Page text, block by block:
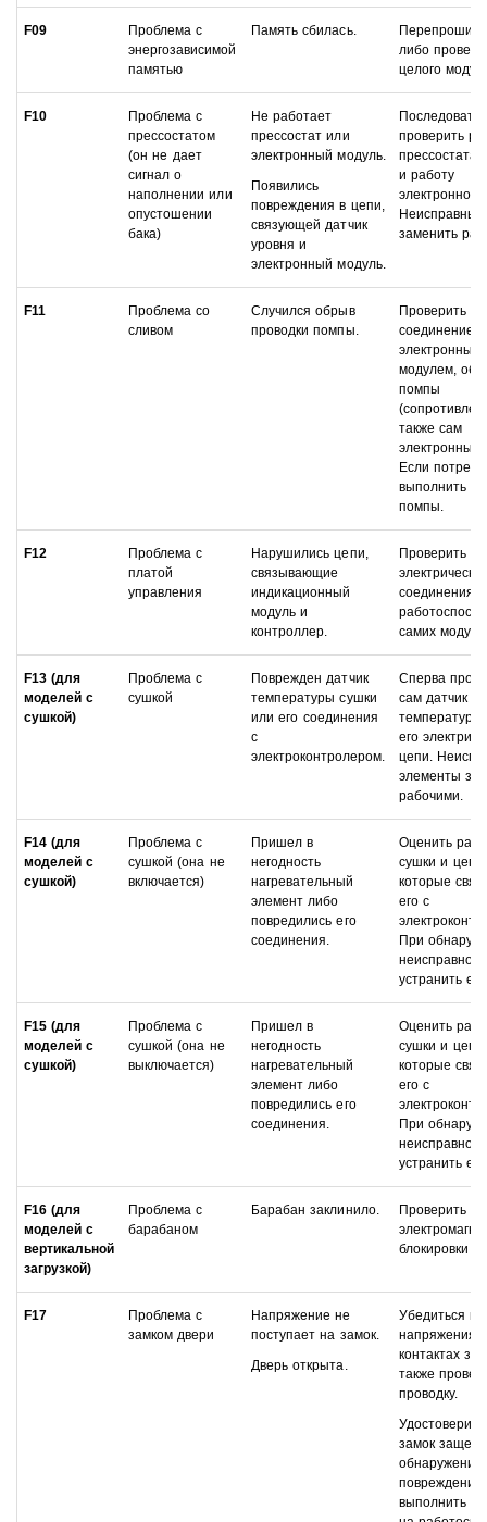
F09
Проблема с
энергозависимой
памятью
Память сбилась.
либо
целого
F10
Проблема с
прессостатом
(он не дает
сигнал о
наполнении или
опустошении
бака)
Не работает
прессостат или
электронный модуль.
Появились
повреждения в цепи,
связующей датчик
уровня и
электронный модуль.
проверить
прессостата,
и работу
заменить
F11
Проблема со
сливом
Случился обрыв
проводки помпы.
Проверить
соединение
электронным
модулем,
помпы
также сам
электронный
Если
выполнить
помпы.
F12
Проблема с
платой
управления
Нарушились цепи,
связывающие
индикационный
модуль и
контроллер.
Проверить
соединения,
самих
F13 (для
моделей с
сушкой)
Проблема с
сушкой
Поврежден датчик
температуры сушки
или его соединения
с
электроконтролером.
Сперва
сам датчик
его
цепи.
элементы
рабочими.
F14 (для
моделей с
сушкой)
Проблема с
сушкой (она не
включается)
Пришел в
негодность
нагревательный
элемент либо
повредились его
соединения.
Оценить
сушки и
которые
его с
При
устранить ее.
F15 (для
моделей с
сушкой)
Проблема с
сушкой (она не
выключается)
Пришел в
негодность
нагревательный
элемент либо
повредились его
соединения.
Оценить
сушки и
которые
его с
При
устранить ее.
F16 (для
моделей с
вертикальной
загрузкой)
Проблема с
барабаном
Барабан заклинило.
Проверить
блокировки
F17
Проблема с
замком двери
Напряжение не
поступает на замок.
Дверь открыта.
Убедиться в
напряжения
контактах
также
проводку.
замок
обнаружении
повреждения
выполнить